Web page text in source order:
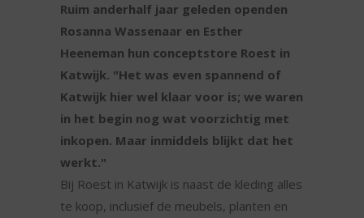
Ruim anderhalf jaar geleden openden
Rosanna Wassenaar en Esther
Heeneman hun conceptstore Roest in
Katwijk. "Het was even spannend of
Katwijk hier wel klaar voor is; we waren
in het begin nog wat voorzichtig met
inkopen. Maar inmiddels blijkt dat het
werkt."
Bij Roest in Katwijk is naast de kleding alles
te koop, inclusief de meubels, planten en